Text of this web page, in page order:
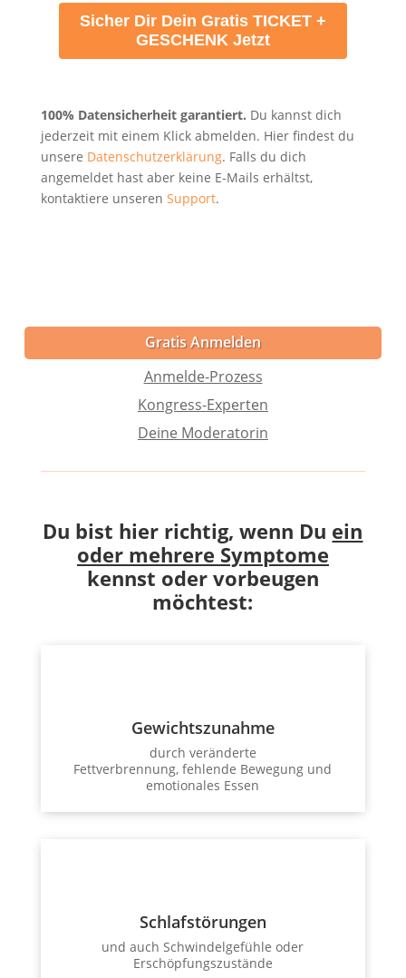
Sicher Dir Dein Gratis TICKET +
GESCHENK Jetzt
100% Datensicherheit garantiert. Du kannst dich
jederzeit mit einem Klick abmelden. Hier findest du
unsere Datenschutzerklärung. Falls du dich
angemeldet hast aber keine E-Mails erhältst,
kontaktiere unseren Support.
Gratis Anmelden
Anmelde-Prozess
Kongress-Experten
Deine Moderatorin
Du bist hier richtig, wenn Du ein
oder mehrere Symptome
kennst oder vorbeugen
möchtest:
Gewichtszunahme
durch veränderte
Fettverbrennung, fehlende Bewegung und
emotionales Essen
Schlafstörungen
und auch Schwindelgefühle oder
Erschöpfungszustände